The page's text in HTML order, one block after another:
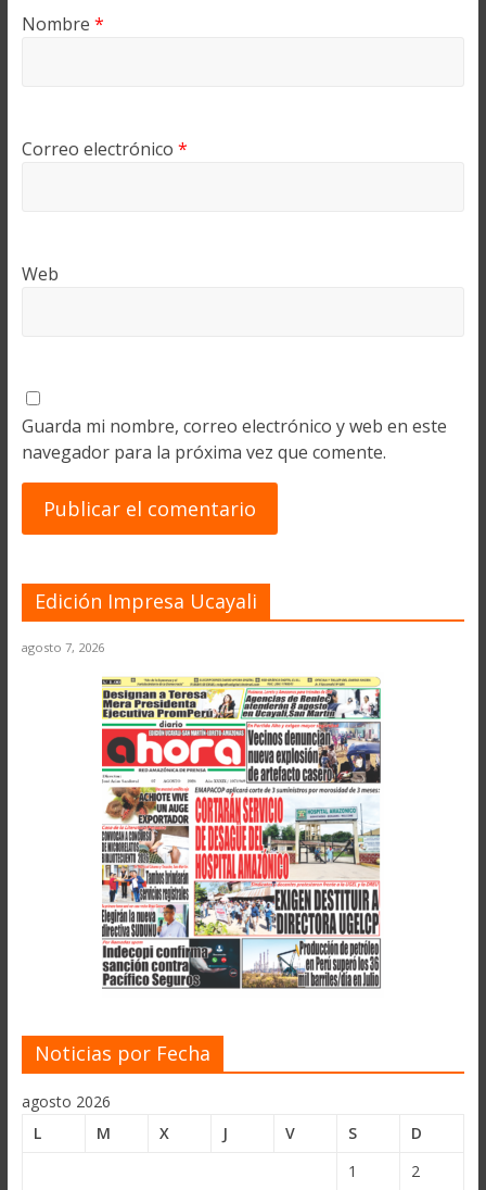
Nombre *
Correo electrónico *
Web
Guarda mi nombre, correo electrónico y web en este
navegador para la próxima vez que comente.
Edición Impresa Ucayali
agosto 7, 2026
Noticias por Fecha
agosto 2026
L
M X J V S
D
1
2